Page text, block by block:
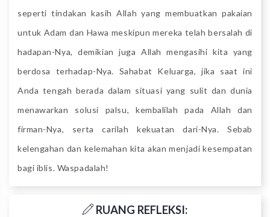
seperti tindakan kasih Allah yang membuatkan pakaian
untuk Adam dan Hawa meskipun mereka telah bersalah di
hadapan-Nya, demikian juga Allah mengasihi kita yang
berdosa terhadap-Nya. Sahabat Keluarga, jika saat ini
Anda tengah berada dalam situasi yang sulit dan dunia
menawarkan solusi palsu, kembalilah pada Allah dan
firman-Nya, serta carilah kekuatan dari-Nya. Sebab
kelengahan dan kelemahan kita akan menjadi kesempatan
bagi iblis. Waspadalah!
RUANG REFLEKSI: